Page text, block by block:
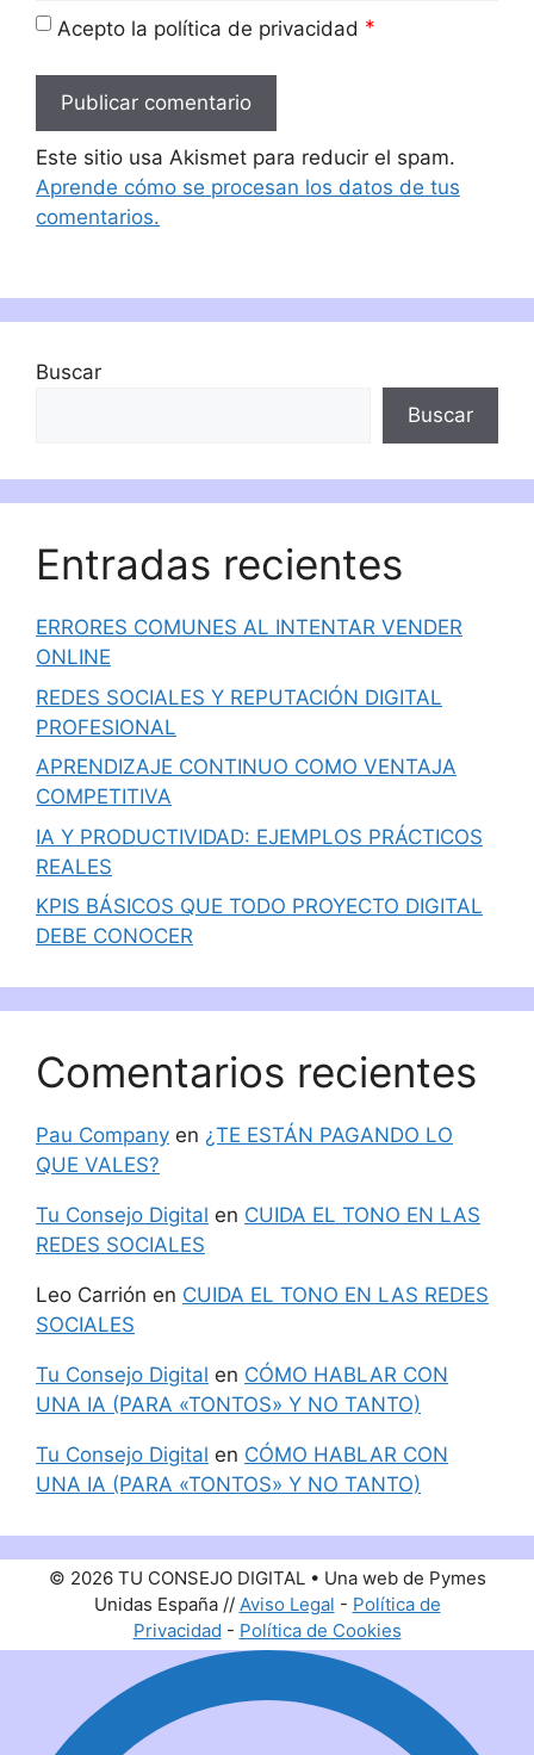
Acepto la política de privacidad *
Este sitio usa Akismet para reducir el spam.
Aprende cómo se procesan los datos de tus
comentarios.
Buscar
Buscar
Entradas recientes
ERRORES COMUNES AL INTENTAR VENDER
ONLINE
REDES SOCIALES Y REPUTACIÓN DIGITAL
PROFESIONAL
APRENDIZAJE CONTINUO COMO VENTAJA
COMPETITIVA
IA Y PRODUCTIVIDAD: EJEMPLOS PRÁCTICOS
REALES
KPIS BÁSICOS QUE TODO PROYECTO DIGITAL
DEBE CONOCER
Comentarios recientes
Pau Company en ¿TE ESTÁN PAGANDO LO
QUE VALES?
Tu Consejo Digital en CUIDA EL TONO EN LAS
REDES SOCIALES
Leo Carrión en CUIDA EL TONO EN LAS REDES
SOCIALES
Tu Consejo Digital en CÓMO HABLAR CON
UNA IA (PARA «TONTOS» Y NO TANTO)
Tu Consejo Digital en CÓMO HABLAR CON
UNA IA (PARA «TONTOS» Y NO TANTO)
© 2026 TU CONSEJO DIGITAL • Una web de Pymes
Unidas España // Aviso Legal - Política de
Privacidad - Política de Cookies